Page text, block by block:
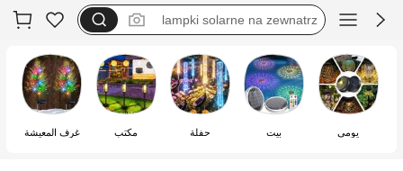
solarni lucerny
solarne svetla do zahrady
يومي بيت حفلة مكتب غرف المعيشة